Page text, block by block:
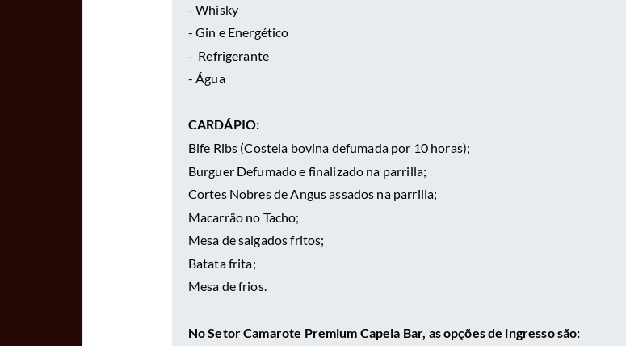
- Whisky
- Gin e Energético
- Refrigerante
- Água
CARDÁPIO:
Bife Ribs (Costela bovina defumada por 10 horas);
Burguer Defumado e finalizado na parrilla;
Cortes Nobres de Angus assados na parrilla;
Macarrão no Tacho;
Mesa de salgados fritos;
Batata frita;
Mesa de frios.
No Setor Camarote Premium Capela Bar, as opções de ingresso são: